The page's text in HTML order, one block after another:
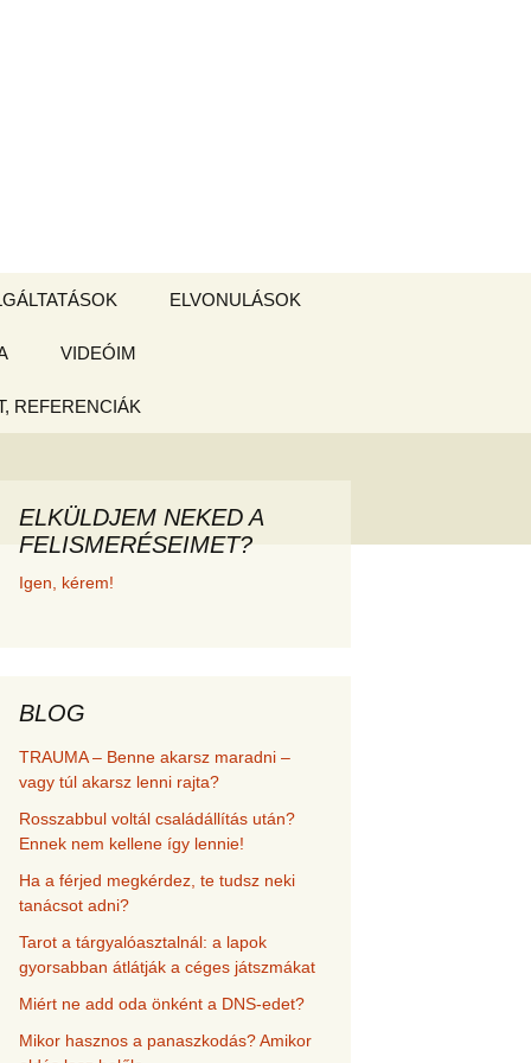
BOLT
ELVONULÁSOK
VIDEÓIM
REFERENCIÁK
az új
és
ELKÜLDJEM NEKED A
FELISMERÉSEIMET?
Igen, kérem!
BLOG
TRAUMA – Benne akarsz maradni –
vagy túl akarsz lenni rajta?
Rosszabbul voltál családállítás után?
Ennek nem kellene így lennie!
Ha a férjed megkérdez, te tudsz neki
tanácsot adni?
Tarot a tárgyalóasztalnál: a lapok
gyorsabban átlátják a céges játszmákat
Miért ne add oda önként a DNS-edet?
Mikor hasznos a panaszkodás? Amikor